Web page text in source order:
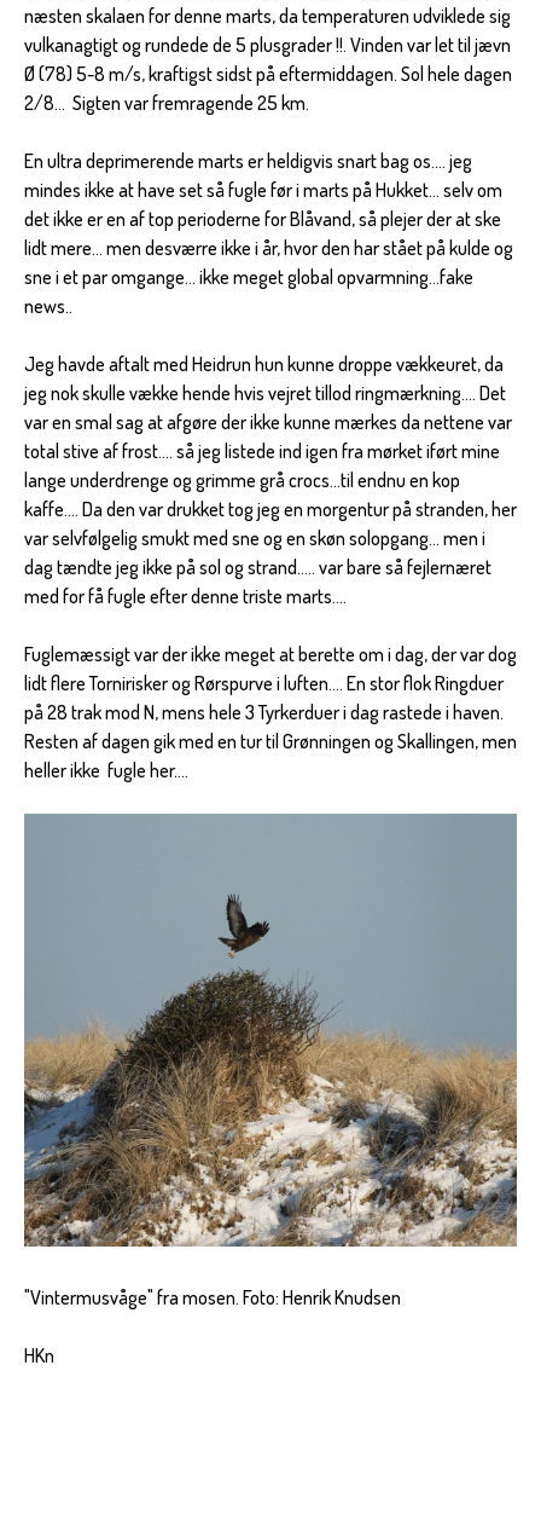
næsten skalaen for denne marts, da temperaturen udviklede sig
vulkanagtigt og rundede de 5 plusgrader !!. Vinden var let til jævn
Ø (78) 5-8 m/s, kraftigst sidst på eftermiddagen. Sol hele dagen
2/8... Sigten var fremragende 25 km.
En ultra deprimerende marts er heldigvis snart bag os.... jeg
mindes ikke at have set så fugle før i marts på Hukket... selv om
det ikke er en af top perioderne for Blåvand, så plejer der at ske
lidt mere... men desværre ikke i år, hvor den har stået på kulde og
sne i et par omgange... ikke meget global opvarmning...fake
news..
Jeg havde aftalt med Heidrun hun kunne droppe vækkeuret, da
jeg nok skulle vække hende hvis vejret tillod ringmærkning.... Det
var en smal sag at afgøre der ikke kunne mærkes da nettene var
total stive af frost.... så jeg listede ind igen fra mørket iført mine
lange underdrenge og grimme grå crocs...til endnu en kop
kaffe.... Da den var drukket tog jeg en morgentur på stranden, her
var selvfølgelig smukt med sne og en skøn solopgang... men i
dag tændte jeg ikke på sol og strand..... var bare så fejlernæret
med for få fugle efter denne triste marts....
Fuglemæssigt var der ikke meget at berette om i dag, der var dog
lidt flere Tornirisker og Rørspurve i luften.... En stor flok Ringduer
på 28 trak mod N, mens hele 3 Tyrkerduer i dag rastede i haven.
Resten af dagen gik med en tur til Grønningen og Skallingen, men
heller ikke fugle her....
"Vintermusvåge" fra mosen. Foto: Henrik Knudsen
HKn